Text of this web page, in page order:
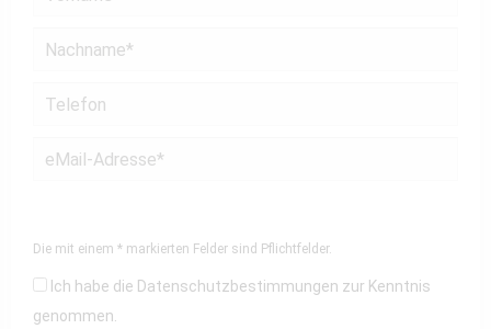
Die mit einem * markierten Felder sind Pflichtfelder.
Ich habe die Datenschutzbestimmungen zur Kenntnis
genommen.